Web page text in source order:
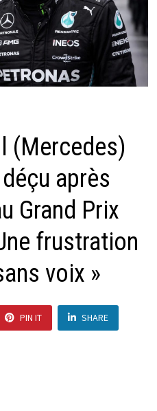
(Mercedes)
après
Grand Prix
frustration
voix »
PIN IT SHARE